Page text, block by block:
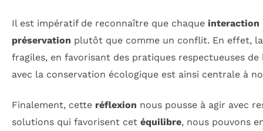
Il est impératif de reconnaître que chaque interaction
préservation plutôt que comme un conflit. En effet,
fragiles, en favorisant des pratiques respectueuses de
avec la conservation écologique est ainsi centrale à
Finalement, cette réflexion nous pousse à agir avec
solutions qui favorisent cet équilibre, nous pouvons